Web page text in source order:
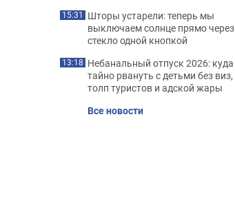
15:31 Шторы устарели: теперь мы
выключаем солнце прямо через
стекло одной кнопкой
13:18 Небанальный отпуск 2026: куда
тайно рвануть с детьми без виз,
толп туристов и адской жары
Все новости